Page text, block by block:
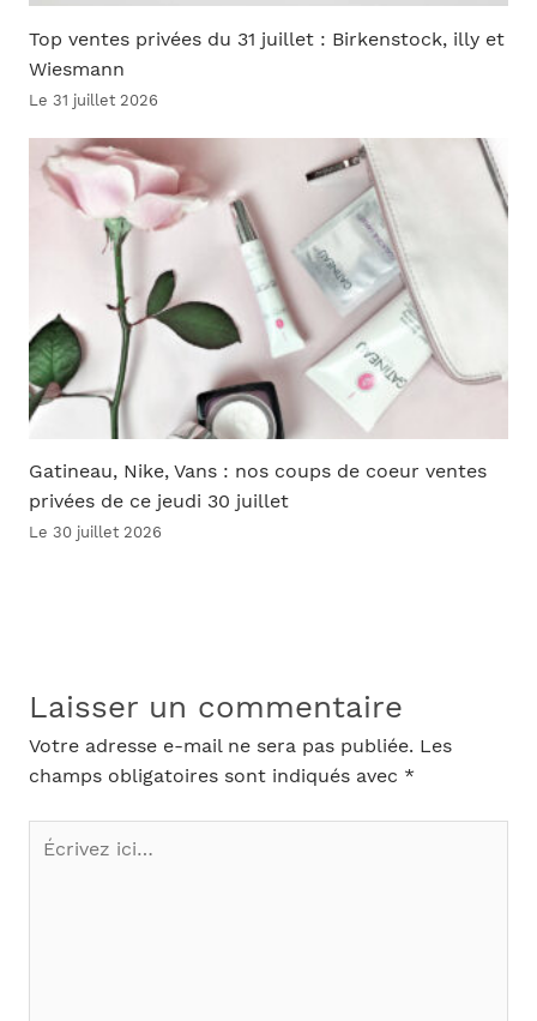
Top ventes privées du 31 juillet : Birkenstock, illy et
Wiesmann
Le 31 juillet 2026
Gatineau, Nike, Vans : nos coups de coeur ventes
privées de ce jeudi 30 juillet
Le 30 juillet 2026
Laisser un commentaire
Votre adresse e-mail ne sera pas publiée. Les
champs obligatoires sont indiqués avec *
Écrivez